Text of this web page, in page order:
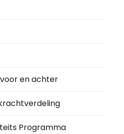
en achter
Programma